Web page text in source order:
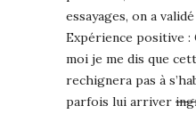
essayages, on a
Expérience positive
moi je me dis que
rechignera pas à
parfois lui arriver